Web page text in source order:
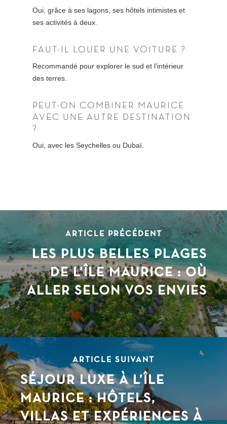
Oui, grâce à ses lagons, ses hôtels intimistes et
ses activités à deux.
FAUT-IL LOUER UNE VOITURE ?
Recommandé pour explorer le sud et l’intérieur
des terres.
PEUT-ON COMBINER MAURICE
AVEC UNE AUTRE DESTINATION
?
Oui, avec les Seychelles ou Dubaï.
ARTICLE PRÉCÉDENT
LES PLUS BELLES PLAGES
DE L’ÎLE MAURICE : OÙ
ALLER SELON VOS ENVIES
ARTICLE SUIVANT
SÉJOUR LUXE À L’ÎLE
MAURICE : HÔTELS,
VILLAS ET EXPÉRIENCES À